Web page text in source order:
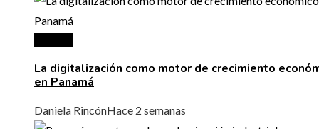
La digitalización como motor de crecimiento
en Panamá
Daniela RincónHace 2 semanas